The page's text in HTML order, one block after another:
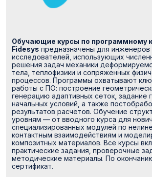
Обучающие курсы по программному
Fidesys предназначены для инженеров
исследователей, использующих
решения задач механики
тела, теплофизики и сопряжённых
процессов. Программы охватывают
работы с ПО: построение
генерацию адаптивных сеток, задание
начальных условий, а также
результатов расчётов. Обучение
уровням — от вводного курса для
специализированных модулей по
контактным взаимодействиям и
композитных материалов. Все курсы
практические задания, проверочные
методические материалы. По
сертификат.